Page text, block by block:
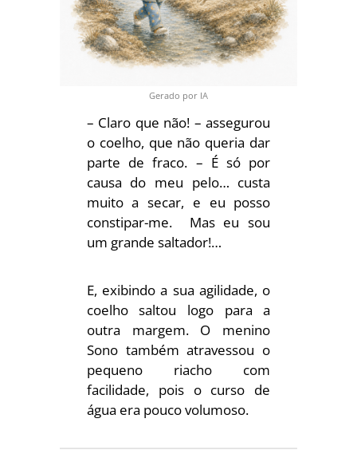
Gerado por IA
– Claro que não! – assegurou
o coelho, que não queria dar
parte de fraco. – É só por
causa do meu pelo… custa
muito a secar, e eu posso
constipar-me. Mas eu sou
um grande saltador!…
E, exibindo a sua agilidade, o
coelho saltou logo para a
outra margem. O menino
Sono também atravessou o
pequeno riacho com
facilidade, pois o curso de
água era pouco volumoso.